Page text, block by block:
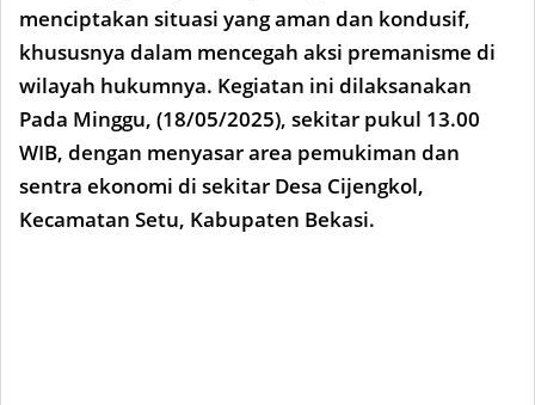
menciptakan situasi yang aman dan kondusif,
khususnya dalam mencegah aksi premanisme di
wilayah hukumnya. Kegiatan ini dilaksanakan
Pada Minggu, (18/05/2025), sekitar pukul 13.00
WIB, dengan menyasar area pemukiman dan
sentra ekonomi di sekitar Desa Cijengkol,
Kecamatan Setu, Kabupaten Bekasi.